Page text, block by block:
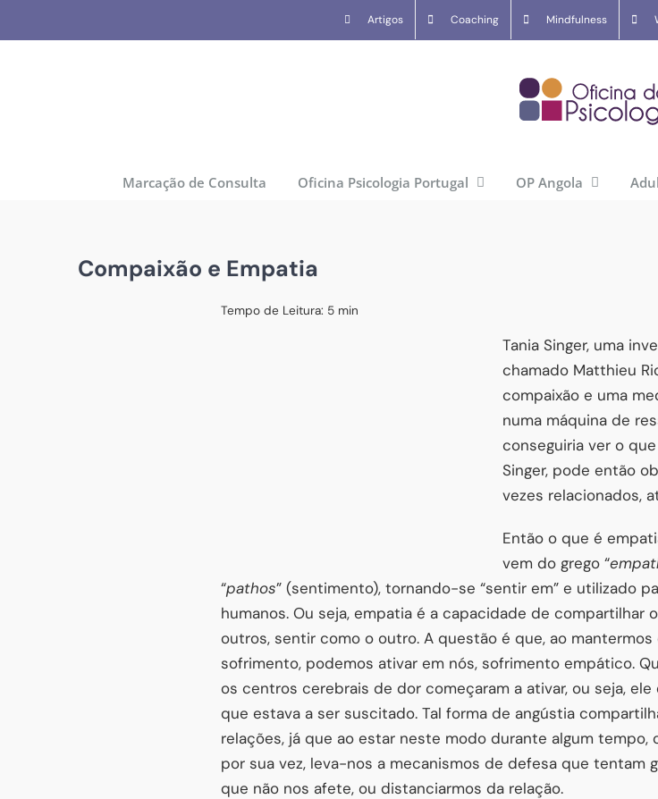
to
Artigos Coaching Mindfulness
Marcação de Consulta Oficina Psicologia Portugal OP Angola
Compaixão e Empatia
Tempo de Leitura: 5 min
Tania Singer, uma
chamado Matthieu
compaixão e uma
numa máquina de
conseguiria ver o
Singer, pode então
vezes relacionados,
Então o que é
vem do grego “
“pathos” (sentimento), tornando-se “sentir em” e utilizado
humanos. Ou seja, empatia é a capacidade de
outros, sentir como o outro. A questão é que, ao
sofrimento, podemos ativar em nós, sofrimento empático.
os centros cerebrais de dor começaram a ativar, ou seja,
que estava a ser suscitado. Tal forma de angústia
relações, já que ao estar neste modo durante algum
por sua vez, leva-nos a mecanismos de defesa que tentam
que não nos afete, ou distanciarmos da relação.